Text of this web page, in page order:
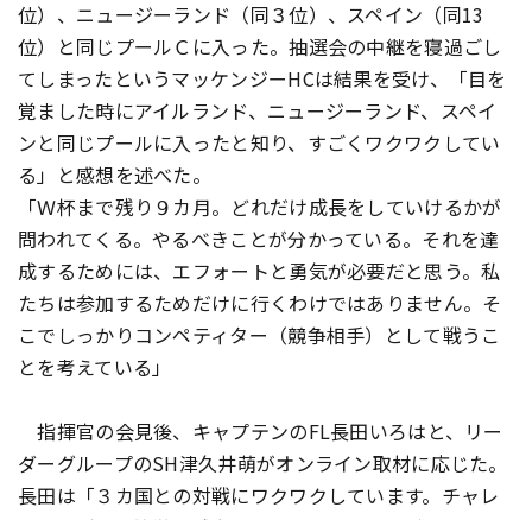
位）、ニュージーランド（同３位）、スペイン（同13
位）と同じプールＣに入った。抽選会の中継を寝過ごし
てしまったというマッケンジーHCは結果を受け、「目を
覚ました時にアイルランド、ニュージーランド、スペイ
ンと同じプールに入ったと知り、すごくワクワクしてい
る」と感想を述べた。
「Ｗ杯まで残り９カ月。どれだけ成長をしていけるかが
問われてくる。やるべきことが分かっている。それを達
成するためには、エフォートと勇気が必要だと思う。私
たちは参加するためだけに行くわけではありません。そ
こでしっかりコンペティター（競争相手）として戦うこ
とを考えている」
指揮官の会見後、キャプテンのFL長田いろはと、リー
ダーグループのSH津久井萌がオンライン取材に応じた。
長田は「３カ国との対戦にワクワクしています。チャレ